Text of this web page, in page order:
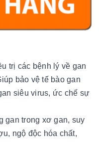
trị các bệnh lý về gan
bảo vệ tế bào gan
siêu virus, ức chế sự
gan trong xơ gan, suy
ngộ độc hóa chất,